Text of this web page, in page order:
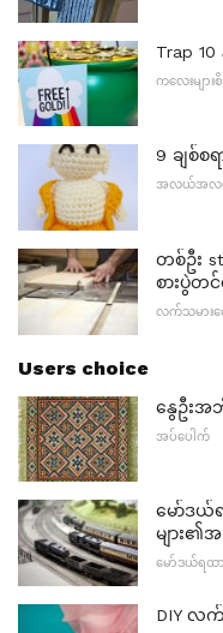
Trap
ကလေးမျာ
9 ချစ်စရ
အလယ်အလတ်
တစ်ဦး
စားပွဲတ
လက်သမား
Users choice
နွေဦးအ
အပ်ပေါက်
မော်ဒ
များ၏
မော်ဒယ်ရထာ
DIY လ